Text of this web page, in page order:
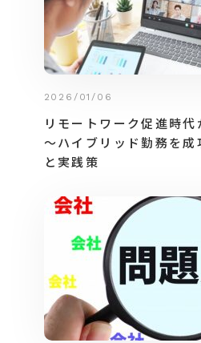
2026/01/06
リモートワーク促進時
～ハイブリッド勤務を
と実践策